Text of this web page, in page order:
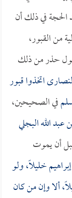
في ذلك أن
من القبور،
حذر من ذلك
اتخذوا قبور
في الصحيحين،
الله البجلي
أن يموت
خليلاً، ولو
ألا وإن من كان